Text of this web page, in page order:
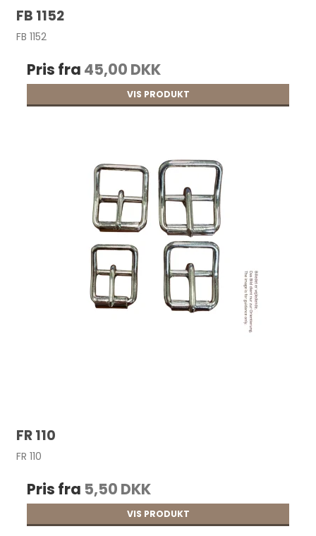
FB 1152
FB 1152
Pris fra 45,00 DKK
VIS PRODUKT
FR 110
FR 110
Pris fra 5,50 DKK
VIS PRODUKT